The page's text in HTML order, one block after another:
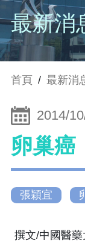
最新消
首頁 / 最新消
2014/
卵巢癌
張穎宜
撰文/中國醫